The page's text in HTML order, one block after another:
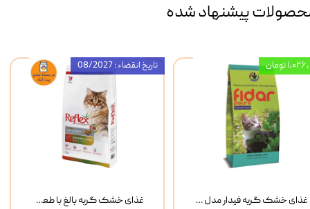
پیشنهاد شده
غذای خشک گربه بالغ با طعم مرغ و برنج رفلکس Reflex Multi Color Chicken And Rice وزن 1 کیلوگرم
تاریخ انقضاء : 08/2027
غذای خشک گربه فیدار مدل Adult وزن 10 کیلوگرم
تومان